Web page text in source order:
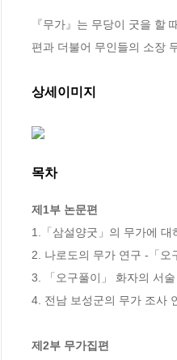
『무가』는 무당이 굿을 할
편과 더불어 무인들의 소장
상세이미지
목차
제1부 논문편
1.「삼설양굿」의 무가에 대
2. 나로도의 무가 연구 -「오
3. 「오구풀이」 화자의 서
4. 전남 보성군의 무가 조사
제2부 무가집편